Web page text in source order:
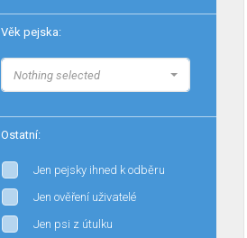
Věk pejska:
Nothing selected
Ostatní:
Jen pejsky ihned k odběru
Jen ověření uživatelé
Jen psi z útulku